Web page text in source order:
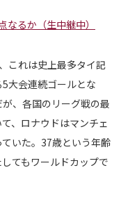
なるか（生中継中）
これは史上最多タイ記
大会連続ゴールとな
、各国のリーグ戦の最
、ロナウドはマンチェ
いた。37歳という年齢
てもワールドカップで